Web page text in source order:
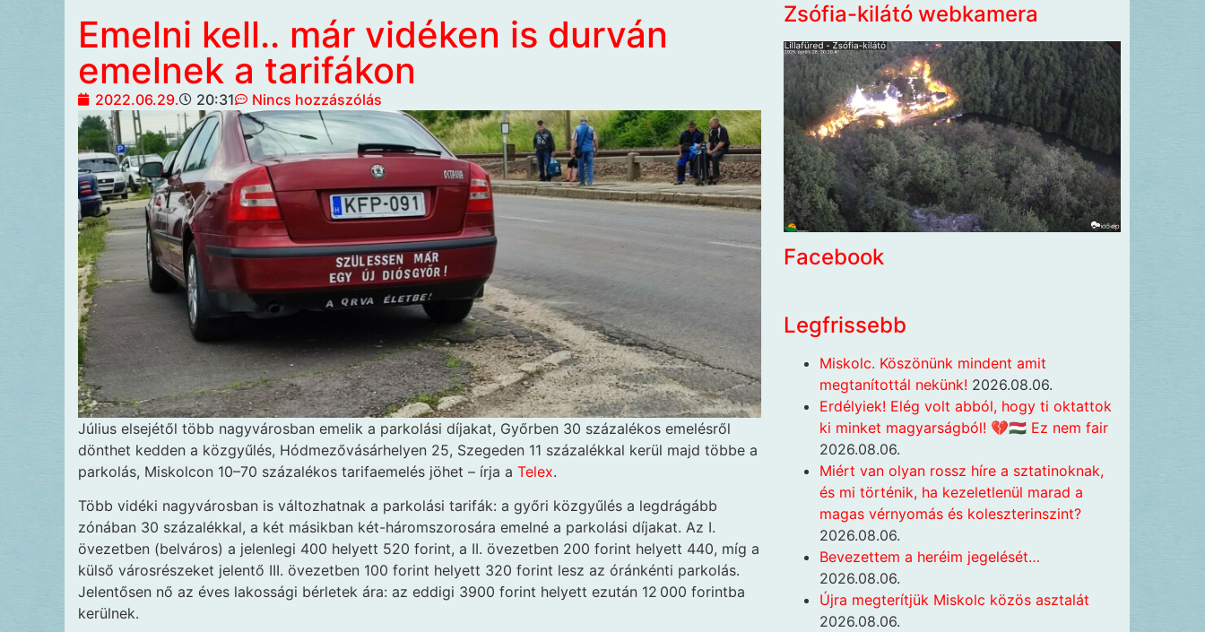
Emelni kell.. már vidéken is durván
emelnek a tarifákon
2022.06.29. 20:31 Nincs hozzászólás
Július elsejétől több nagyvárosban emelik a parkolási díjakat, Győrben 30 százalékos emelésről
dönthet kedden a közgyűlés, Hódmezővásárhelyen 25, Szegeden 11 százalékkal kerül majd többe a
parkolás, Miskolcon 10–70 százalékos tarifaemelés jöhet – írja a Telex.
Több vidéki nagyvárosban is változhatnak a parkolási tarifák: a győri közgyűlés a legdrágább
zónában 30 százalékkal, a két másikban két-háromszorosára emelné a parkolási díjakat. Az I.
övezetben (belváros) a jelenlegi 400 helyett 520 forint, a II. övezetben 200 forint helyett 440, míg a
külső városrészeket jelentő III. övezetben 100 forint helyett 320 forint lesz az óránkénti parkolás.
Jelentősen nő az éves lakossági bérletek ára: az eddigi 3900 forint helyett ezután 12 000 forintba
kerülnek.
Zsófia-kilátó webkamera
Facebook
Legfrissebb
Miskolc. Köszönünk mindent amit
megtanítottál nekünk! 2026.08.06.
Erdélyiek! Elég volt abból, hogy ti oktattok
ki minket magyarságból! 💔🇭🇺 Ez nem fair
2026.08.06.
Miért van olyan rossz híre a sztatinoknak,
és mi történik, ha kezeletlenül marad a
magas vérnyomás és koleszterinszint?
2026.08.06.
Bevezettem a heréim jegelését…
2026.08.06.
Újra megterítjük Miskolc közös asztalát
2026.08.06.